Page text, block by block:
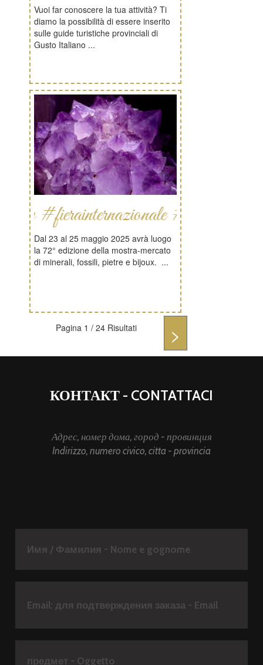
Vuoi far conoscere la tua attività? Ti
diamo la possibilità di essere inserito
sulle guide turistiche provinciali di
Gusto Italiano ...
#minerali #fossili
Dal 23 al 25 maggio 2025 avrà luogo
la 72° edizione della mostra-mercato
di minerali, fossili, pietre e bijoux. ...
Pagina 1 / 24 Risultati >
КОНТАКТ - CONTATTACI
Адрес, номер дома, город - провинция
Indirizzo, numero civico, citta - provincia